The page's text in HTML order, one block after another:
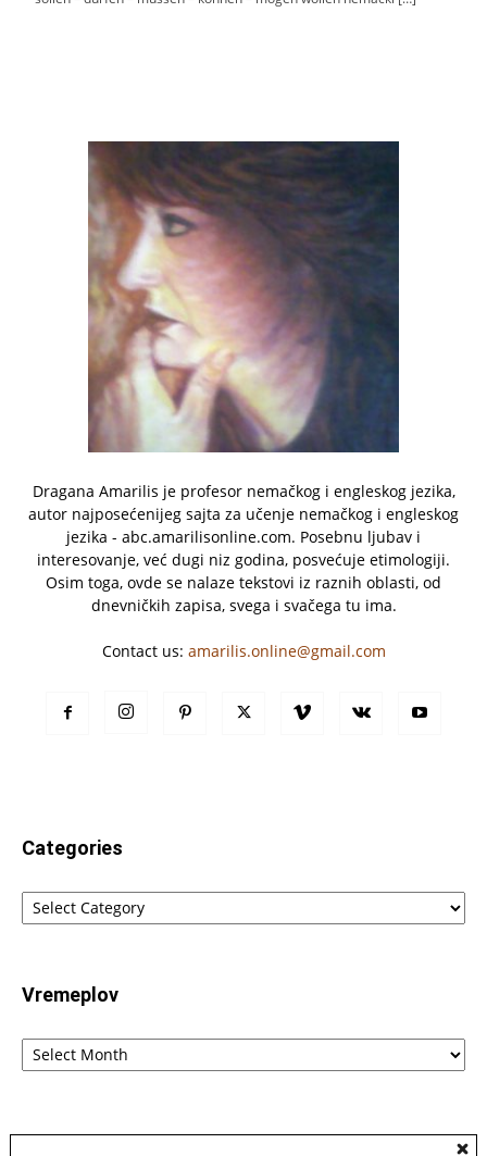
Dragana Amarilis je profesor nemačkog i engleskog jezika,
autor najposećenijeg sajta za učenje nemačkog i engleskog
jezika - abc.amarilisonline.com. Posebnu ljubav i
interesovanje, već dugi niz godina, posvećuje etimologiji.
Osim toga, ovde se nalaze tekstovi iz raznih oblasti, od
dnevničkih zapisa, svega i svačega tu ima.
Contact us: amarilis.online@gmail.com
Categories
Categories
Vremeplov
Vremeplov